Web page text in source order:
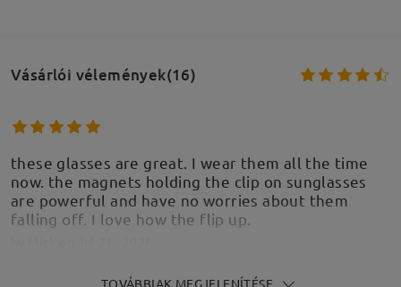
Vásárlói vélemények(16)
these glasses are great. I wear them all the time
now. the magnets holding the clip on sunglasses
are powerful and have no worries about them
falling off. I love how the flip up.
TOVÁBBIAK MEGJELENÍTÉSE